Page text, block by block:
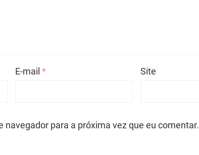
E-mail * Site
navegador para a próxima vez que eu comentar.